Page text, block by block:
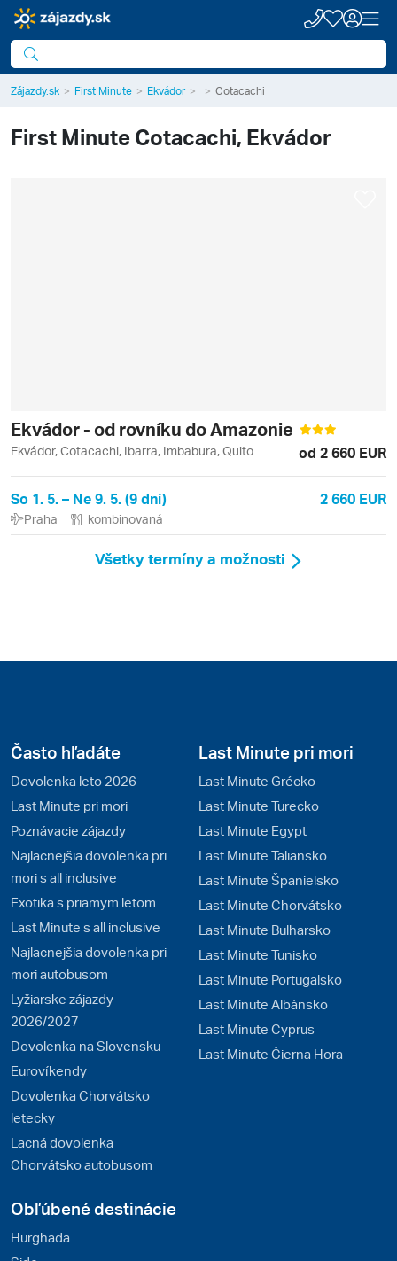
Zájazdy.sk First Minute Ekvádor Cotacachi
First MinuteCotacachi, Ekvádor
Ekvádor - od rovníku do Amazonie
Ekvádor, Cotacachi, Ibarra, Imbabura, Quito od 2 660 EUR
So 1. 5. – Ne 9. 5. (9 dní) 2 660 EUR
Praha kombinovaná
Všetky termíny a možnosti
Často hľadáte
Dovolenka leto 2026
Last Minute pri mori
Poznávacie zájazdy
Najlacnejšia dovolenka pri
mori s all inclusive
Exotika s priamym letom
Last Minute s all inclusive
Najlacnejšia dovolenka pri
mori autobusom
Lyžiarske zájazdy
2026/2027
Dovolenka na Slovensku
Eurovíkendy
Dovolenka Chorvátsko
letecky
Lacná dovolenka
Chorvátsko autobusom
Last Minute pri mori
Last Minute Grécko
Last Minute Turecko
Last Minute Egypt
Last Minute Taliansko
Last Minute Španielsko
Last Minute Chorvátsko
Last Minute Bulharsko
Last Minute Tunisko
Last Minute Portugalsko
Last Minute Albánsko
Last Minute Cyprus
Last Minute Čierna Hora
Obľúbené destinácie
Hurghada